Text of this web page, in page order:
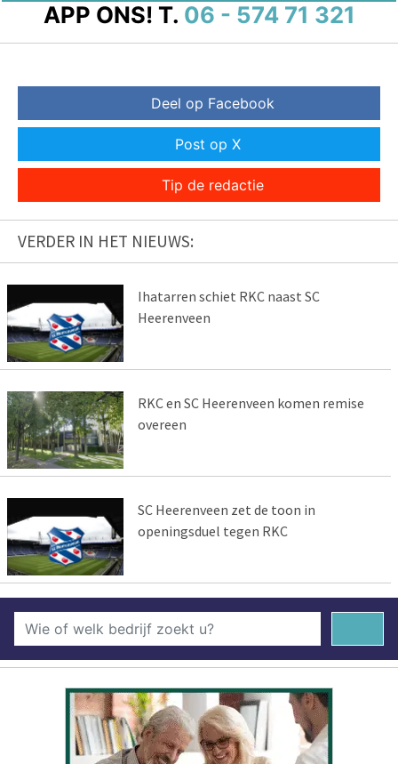
APP ONS! T. 06 - 574 71 321
Deel op Facebook
Post op X
Tip de redactie
VERDER IN HET NIEUWS:
Ihatarren schiet RKC naast SC
Heerenveen
RKC en SC Heerenveen komen remise
overeen
SC Heerenveen zet de toon in
openingsduel tegen RKC